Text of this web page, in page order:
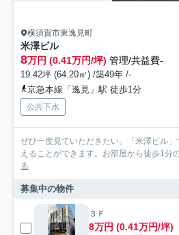
横須賀市東逸見町
米澤ビル
8万円 (0.41万円/坪) 管理/共益費-
19.42坪 (64.20㎡) /築49年 /-
京急本線「逸見」駅 徒歩1分
公共下水
ぜひ一度見ていただきたい、「米澤ビル
えることができます。お部屋から徒歩1分
る
募集中の物件
３Ｆ
8万円 (0.41万円/坪)